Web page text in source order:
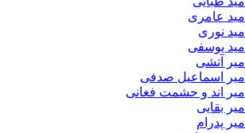
امید عامری
امید نوری
امید یوسفی
امیر آتشی
امیر اسماعیل صدفی
امیر اند و حشمت فغانی
امیر بقایی
امیر پدرام